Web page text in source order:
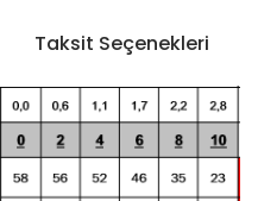
Taksit Seçenekleri